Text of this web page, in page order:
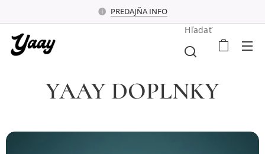
PREDAJŇA INFO
Hľadať
YAAY DOPLNKY